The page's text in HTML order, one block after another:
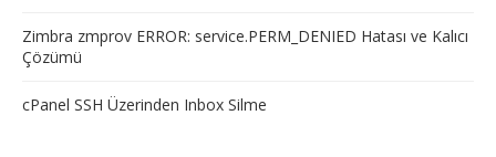
Zimbra zmprov ERROR: service.PERM_DENIED Hatası ve Kalıcı
Çözümü
cPanel SSH Üzerinden Inbox Silme